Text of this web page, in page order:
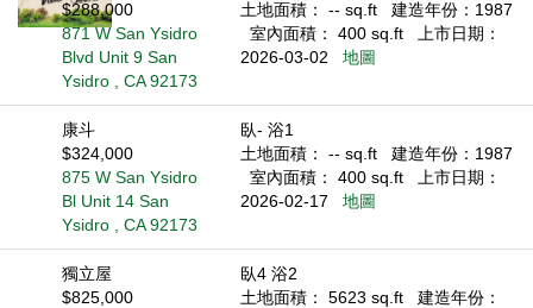
$288,000
871 W San Ysidro
Blvd Unit 9 San
Ysidro , CA 92173
土地面積： -- sq.ft
建造年份：1987
室內面積： 400 sq.ft
上市日期：
2026-03-02
地圖
康斗
$324,000
875 W San Ysidro
Bl Unit 14 San
Ysidro , CA 92173
臥- 浴1
土地面積： -- sq.ft
建造年份：1987
室內面積： 400 sq.ft
上市日期：
2026-02-17
地圖
獨立屋
$825,000
臥4 浴2
土地面積： 5623 sq.ft
建造年份：